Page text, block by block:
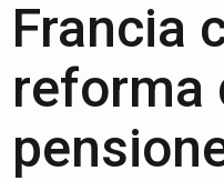
Francia
reforma